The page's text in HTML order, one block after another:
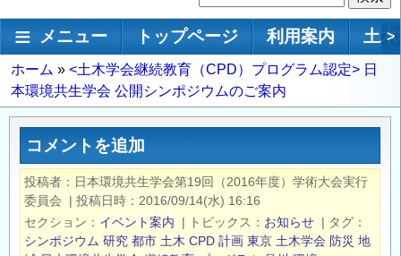
ン
動
索
メインナビゲーション
メニュー トップページ 利用案内 土 >
パ
ン
く
ホーム
<土木学会継続教育（CPD）プログラム認定> 日
本環境共生学会 公開シンポジウムのご案内
コメントを追加
投稿者
日本環境共生学会第19回（2016年度）学術大会実行
委員会
| 投稿日時
2016/09/14(水) 16:16
セクション
イベント案内 | トピックス お知らせ | タグ
シンポジウム 研究 都市 土木 CPD 計画 東京 土木学会 防災 地